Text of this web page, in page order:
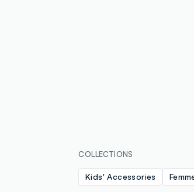
COLLECTIONS
Kids' Accessories